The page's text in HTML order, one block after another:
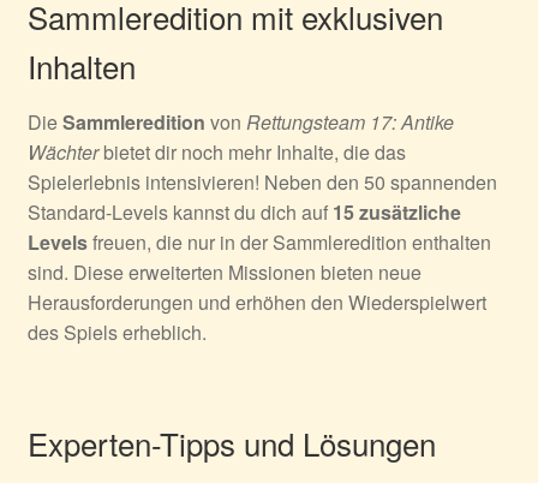
Sammleredition mit exklusiven
Inhalten
DieSammleredition von Rettungsteam 17: Antike
Wächterbietet dir noch mehr Inhalte, die das
Spielerlebnis intensivieren! Neben den 50 spannenden
Standard-Levels kannst du dich auf 15 zusätzliche
Levelsfreuen, die nur in der Sammleredition enthalten
sind. Diese erweiterten Missionen bieten neue
Herausforderungen und erhöhen den Wiederspielwert
des Spiels erheblich.
Experten-Tipps und Lösungen